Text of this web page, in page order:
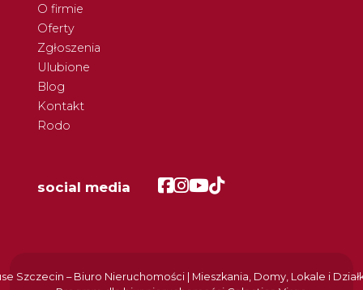
O firmie
Oferty
Zgłoszenia
Ulubione
Blog
Kontakt
Rodo
social media Facebook
Facebook
Facebook
Facebook
Szczecin – Biuro Nieruchomości | Mieszkania, Domy, Lokale i